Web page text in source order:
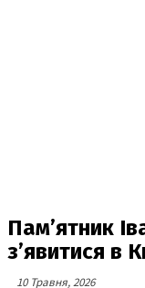
Пам’ятник
з’явитися в
10 Травня, 2026